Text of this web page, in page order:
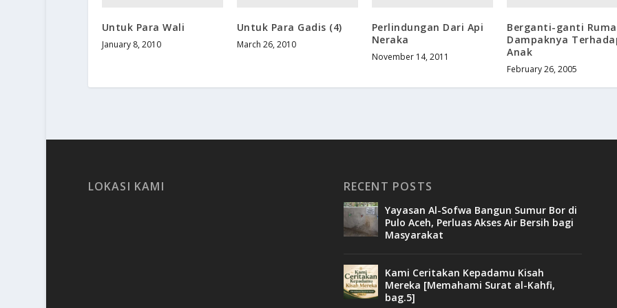
Untuk Para Wali
January 8, 2010
Untuk Para Gadis (4)
March 26, 2010
Perlindungan Dari Api
Neraka
November 14, 2011
Berganti-ganti
Dampaknya
Anak
February 26, 2005
LOKASI KAMI RECENT POSTS
Yayasan Al-Sofwa Bangun Sumur Bor di
Pulo Aceh, Perluas Akses Air Bersih bagi
Masyarakat
Kami Ceritakan Kepadamu Kisah
Mereka [Memahami Surat al-Kahfi,
bag.5]